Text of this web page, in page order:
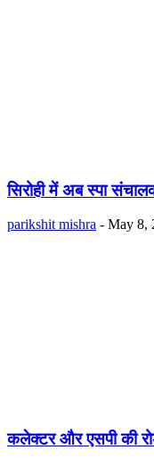
सिरोही में अब स्पा
parikshit mishra - May 8,
कलेक्टर और एसपी की